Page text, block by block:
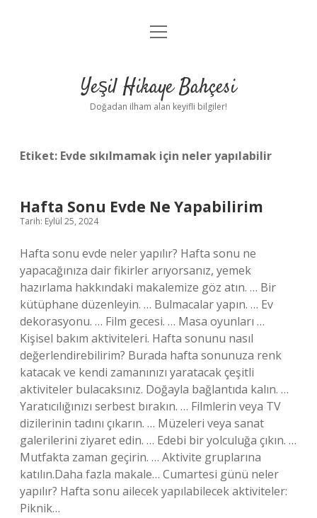
Anasayfa
Yasal Uyarı
menüyü
Yeşil Hikaye Bahçesi
Doğadan ilham alan keyifli bilgiler!
Etiket: Evde sıkılmamak için neler yapılabilir
Hafta Sonu Evde Ne Yapabilirim
Tarih: Eylül 25, 2024
Hafta sonu evde neler yapılır? Hafta sonu ne
yapacağınıza dair fikirler arıyorsanız, yemek
hazırlama hakkındaki makalemize göz atın. … Bir
kütüphane düzenleyin. … Bulmacalar yapın. … Ev
dekorasyonu. … Film gecesi. … Masa oyunları …
Kişisel bakım aktiviteleri. Hafta sonunu nasıl
değerlendirebilirim? Burada hafta sonunuza renk
katacak ve kendi zamanınızı yaratacak çeşitli
aktiviteler bulacaksınız. Doğayla bağlantıda kalın. …
Yaratıcılığınızı serbest bırakın. … Filmlerin veya TV
dizilerinin tadını çıkarın. … Müzeleri veya sanat
galerilerini ziyaret edin. … Edebi bir yolculuğa çıkın. …
Mutfakta zaman geçirin. … Aktivite gruplarına
katılın.Daha fazla makale… Cumartesi günü neler
yapılır? Hafta sonu ailecek yapılabilecek aktiviteler:
Piknik…